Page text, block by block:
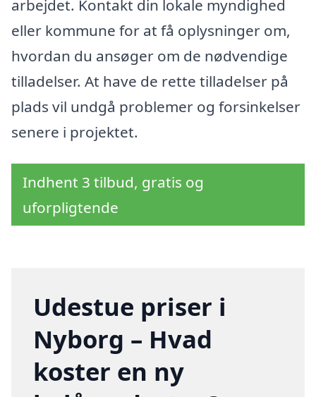
arbejdet. Kontakt din lokale myndighed
eller kommune for at få oplysninger om,
hvordan du ansøger om de nødvendige
tilladelser. At have de rette tilladelser på
plads vil undgå problemer og forsinkelser
senere i projektet.
Indhent 3 tilbud, gratis og
uforpligtende
Udestue priser i
Nyborg – Hvad
koster en ny